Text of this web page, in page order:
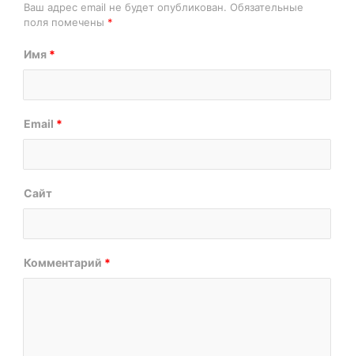
Ваш адрес email не будет опубликован. Обязательные
поля помечены *
Имя *
Email *
Сайт
Комментарий *